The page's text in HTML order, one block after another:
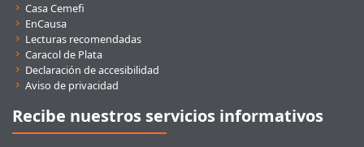
Casa Cemefi
EnCausa
Lecturas recomendadas
Caracol de Plata
Declaración de accesibilidad
Aviso de privacidad
Recibe nuestros servicios informativos